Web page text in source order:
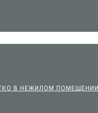
В НЕЖИЛОМ ПОМЕЩЕНИИ